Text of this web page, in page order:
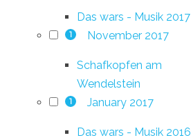
Das wars - Musik 2017
1 November 2017
Schafkopfen am
Wendelstein
1 January 2017
Das wars - Musik 2016